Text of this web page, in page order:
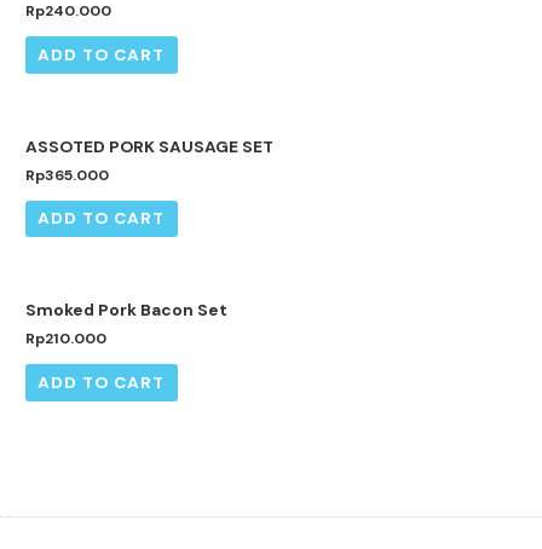
Rp240.000
ADD TO CART
ASSOTED PORK SAUSAGE SET
Rp365.000
ADD TO CART
Smoked Pork Bacon Set
Rp210.000
ADD TO CART